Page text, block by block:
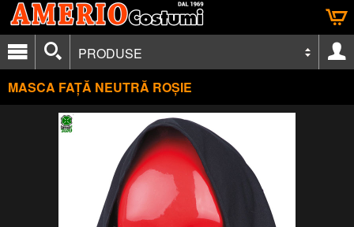
PRODUSE
MASCA FAȚĂ NEUTRĂ ROȘIE